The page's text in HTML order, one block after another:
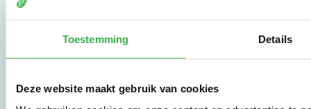
Toestemming Details
Deze website maakt gebruik van cookies
vertaalt de groeiende
vraag om
duurzaamheid naar
instrumenten en
werkwijzen voor